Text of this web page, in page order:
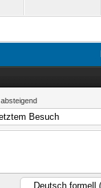
absteigend